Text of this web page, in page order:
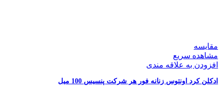
مقایسه
مشاهده سریع
افزودن به علاقه مندی
ادکلن کرد اونتوس زنانه فور هر شرکت پنسیس 100 میل